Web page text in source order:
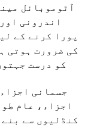
آٹوموبائل
اندرونی
پورا کرنے کے
کی ضرورت ہوتی
کو درست
جسمانی
اجزاء، عام
کنڈلیوں سے